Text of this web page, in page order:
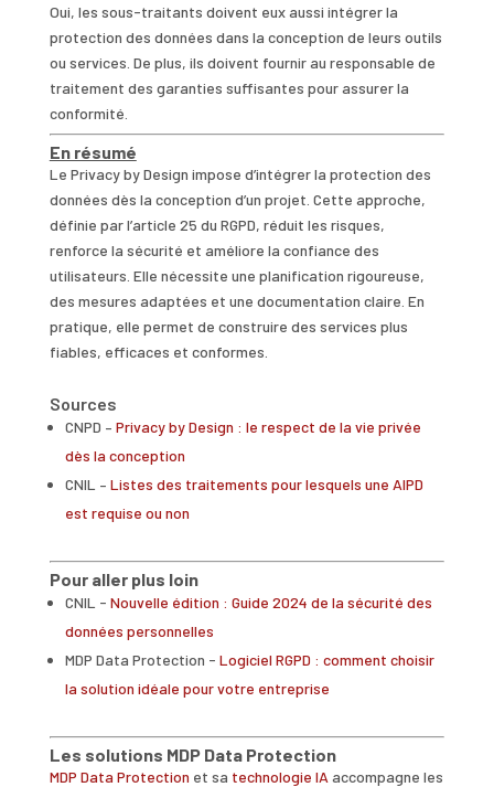
Oui, les sous-traitants doivent eux aussi intégrer la
protection des données dans la conception de leurs outils
ou services. De plus, ils doivent fournir au responsable de
traitement des garanties suffisantes pour assurer la
conformité.
En résumé
Le Privacy by Design impose d’intégrer la protection des
données dès la conception d’un projet. Cette approche,
définie par l’article 25 du RGPD, réduit les risques,
renforce la sécurité et améliore la confiance des
utilisateurs. Elle nécessite une planification rigoureuse,
des mesures adaptées et une documentation claire. En
pratique, elle permet de construire des services plus
fiables, efficaces et conformes.
Sources
CNPD – Privacy by Design : le respect de la vie privée
dès la conception
CNIL – Listes des traitements pour lesquels une AIPD
est requise ou non
Pour aller plus loin
CNIL - Nouvelle édition : Guide 2024 de la sécurité des
données personnelles
MDP Data Protection - Logiciel RGPD : comment choisir
la solution idéale pour votre entreprise
Les solutions MDP Data Protection
MDP Data Protection et sa technologie IA accompagne les